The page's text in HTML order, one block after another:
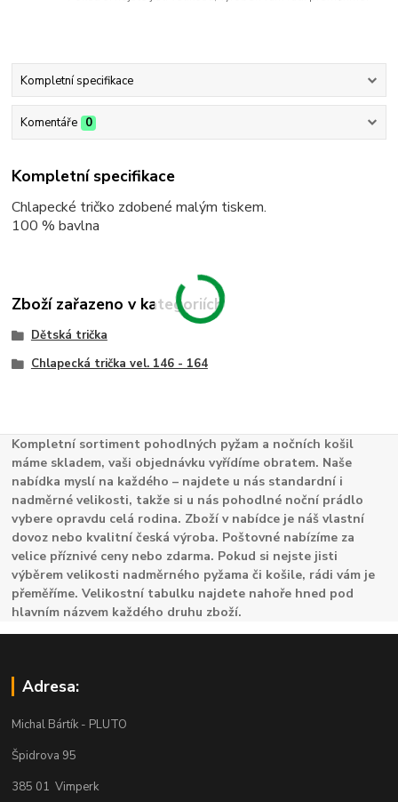
Kompletní specifikace
Komentáře 0
Kompletní specifikace
Chlapecké tričko zdobené malým tiskem.
100 % bavlna
Zboží zařazeno v kategoriích
Dětská trička
Chlapecká trička vel. 146 - 164
Kompletní sortiment pohodlných pyžam a nočních košil
máme skladem, vaši objednávku vyřídíme obratem. Naše
nabídka myslí na každého – najdete u nás standardní i
nadměrné velikosti, takže si u nás pohodlné noční prádlo
vybere opravdu celá rodina. Zboží v nabídce je náš vlastní
dovoz nebo kvalitní česká výroba. Poštovné nabízíme za
velice příznivé ceny nebo zdarma. Pokud si nejste jisti
výběrem velikosti nadměrného pyžama či košile, rádi vám je
přeměříme. Velikostní tabulku najdete nahoře hned pod
hlavním názvem každého druhu zboží.
Adresa:
Michal Bártík - PLUTO
Špidrova 95
385 01 Vimperk